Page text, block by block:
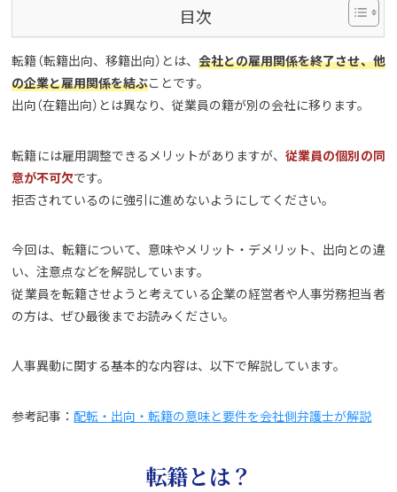
目次
転籍（転籍出向、移籍出向）とは、会社との雇用関係を終了させ、他
の企業と雇用関係を結ぶことです。
出向（在籍出向）とは異なり、従業員の籍が別の会社に移ります。
転籍には雇用調整できるメリットがありますが、従業員の個別の同
意が不可欠です。
拒否されているのに強引に進めないようにしてください。
今回は、転籍について、意味やメリット・デメリット、出向との違
い、注意点などを解説しています。
従業員を転籍させようと考えている企業の経営者や人事労務担当者
の方は、ぜひ最後までお読みください。
人事異動に関する基本的な内容は、以下で解説しています。
参考記事：配転・出向・転籍の意味と要件を会社側弁護士が解説
転籍とは？